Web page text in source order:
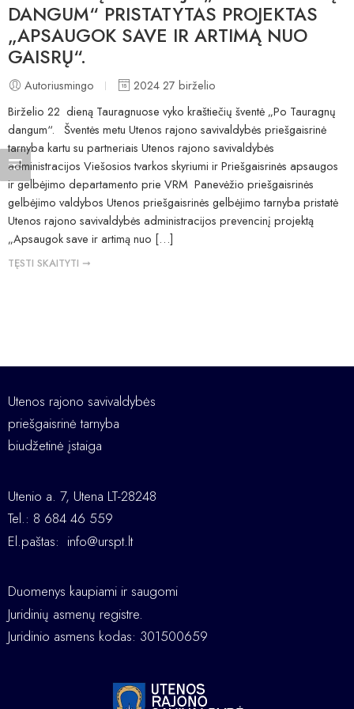
brightness_low Tamsus kontrastas
Pabraukite nuorodas
Pažymėkite nuorodas
Iš
naujo
nustatykite
visas
parinktis
cached
DANGUM“ PRISTATYTAS PROJEKTAS
„APSAUGOK SAVE IR ARTIMĄ NUO
GAISRŲ“.
Autoriusmingo
2024 27 birželio
Birželio 22 dieną Tauragnuose vyko kraštiečių šventė „Po Tauragnų
dangum“. Šventės metu Utenos rajono savivaldybės priešgaisrinė
tarnyba kartu su partneriais Utenos rajono savivaldybės
administracijos Viešosios tvarkos skyriumi ir Priešgaisrinės apsaugos
ir gelbėjimo departamento prie VRM Panevėžio priešgaisrinės
gelbėjimo valdybos Utenos priešgaisrinės gelbėjimo tarnyba pristatė
Utenos rajono savivaldybės administracijos prevencinį projektą
„Apsaugok save ir artimą nuo […]
TĘSTI SKAITYTI ➞
Utenos rajono savivaldybės
priešgaisrinė tarnyba
biudžetinė įstaiga
Utenio a. 7, Utena LT-28248
Tel.: 8 684 46 559
El.paštas: info@urspt.lt
Duomenys kaupiami ir saugomi
Juridinių asmenų registre.
Juridinio asmens kodas: 301500659